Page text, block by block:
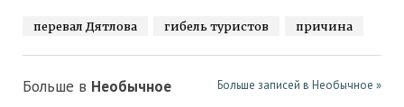
перевал Дятлова гибель туристов причина
Больше в Необычное Больше записей в Необычное »